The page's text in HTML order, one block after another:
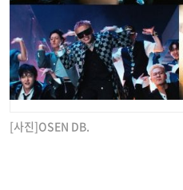
[사진]OSEN DB.